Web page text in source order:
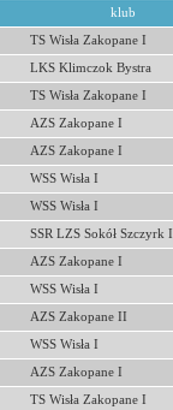
klub
TS Wisła Zakopane I
LKS Klimczok Bystra
TS Wisła Zakopane I
AZS Zakopane I
AZS Zakopane I
WSS Wisła I
WSS Wisła I
SSR LZS Sokół Szczyrk I
AZS Zakopane I
WSS Wisła I
AZS Zakopane II
WSS Wisła I
AZS Zakopane I
TS Wisła Zakopane I